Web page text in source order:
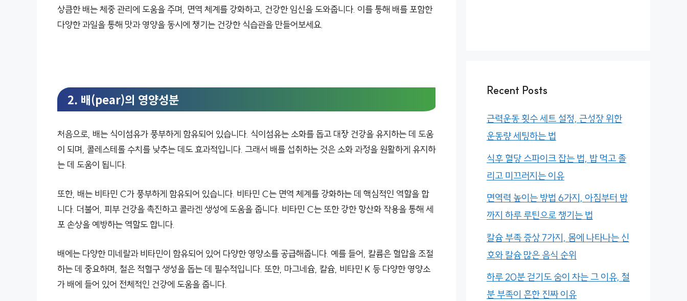
상큼한 배는 체중 관리에 도움을 주며, 면역 체계를 강화하고, 건강한 임신을 도와줍니다. 이를 통해 배를 포함한
다양한 과일을 통해 맛과 영양을 동시에 챙기는 건강한 식습관을 만들어보세요.
2. 배(pear)의 영양성분
처음으로, 배는 식이섬유가 풍부하게 함유되어 있습니다. 식이섬유는 소화를 돕고 대장 건강을 유지하는 데 도움
이 되며, 콜레스테롤 수치를 낮추는 데도 효과적입니다. 그래서 배를 섭취하는 것은 소화 과정을 원활하게 유지하
는 데 도움이 됩니다.
또한, 배는 비타민 C가 풍부하게 함유되어 있습니다. 비타민 C는 면역 체계를 강화하는 데 핵심적인 역할을 합
니다. 더불어, 피부 건강을 촉진하고 콜라겐 생성에 도움을 줍니다. 비타민 C는 또한 강한 항산화 작용을 통해 세
포 손상을 예방하는 역할도 합니다.
배에는 다양한 미네랄과 비타민이 함유되어 있어 다양한 영양소를 공급해줍니다. 예를 들어, 칼륨은 혈압을 조절
하는 데 중요하며, 철은 적혈구 생성을 돕는 데 필수적입니다. 또한, 마그네슘, 칼슘, 비타민 K 등 다양한 영양소
가 배에 들어 있어 전체적인 건강에 도움을 줍니다.
Recent Posts
근력운동 횟수 세트 설정, 근성장 위한
운동량 세팅하는 법
식후 혈당 스파이크 잡는 법, 밥 먹고 졸
리고 미끄러지는 이유
면역력 높이는 방법 6가지, 아침부터 밤
까지 하루 루틴으로 챙기는 법
칼슘 부족 증상 7가지, 몸에 나타나는 신
호와 칼슘 많은 음식 순위
하루 20분 걷기도 숨이 차는 그 이유, 철
분 부족이 흔한 진짜 이유